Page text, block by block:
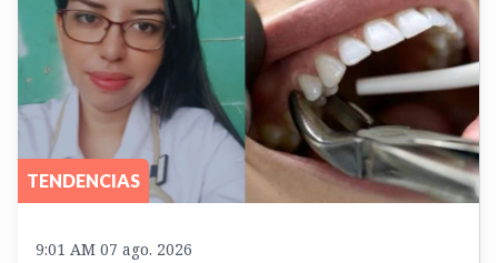
TENDENCIAS
9:01 AM 07 ago. 2026